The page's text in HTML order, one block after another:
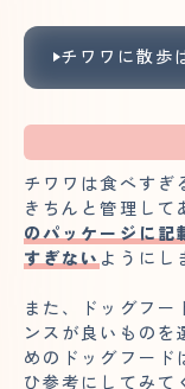
チワワに散歩
チワワは食べすぎ
きちんと管理して
のパッケージに記
すぎない ようにし
また、ドッグフー
ンスが良いものを
めのドッグフード
ひ参考にしてみて